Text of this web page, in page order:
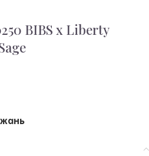
BIBS x Liberty